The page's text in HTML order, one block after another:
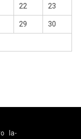
22 23
29 30
la-